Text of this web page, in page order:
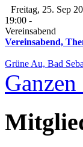
Freitag, 25. Sep
19:00 -
Vereinsabend
Vereinsabend,
Grüne Au, Bad